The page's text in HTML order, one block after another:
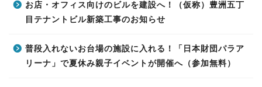
お店・オフィス向けのビルを建設へ！（仮称）豊洲五丁
目テナントビル新築工事のお知らせ
普段入れないお台場の施設に入れる！「日本財団パラア
リーナ」で夏休み親子イベントが開催へ（参加無料）